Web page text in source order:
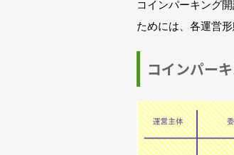
コインパーキング
ためには、各運営
コインパー